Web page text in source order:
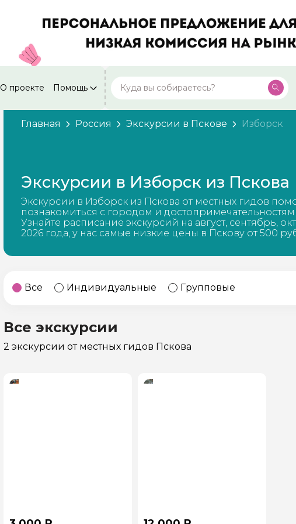
О проекте Помощь
Москва
Россия
Россия
Калининград
Россия
28 экскурсий
Кисловодск
Россия
20 экскурсий
Дербент
Посмотреть все города
Главная Россия Экскурсии в Пскове Изборск
Экскурсии в Изборск из Пскова
Экскурсии в Изборск из Пскова от местных гидов
познакомиться с городом и
Узнайте расписание экскурсий на август, сентябрь,
2026 года, у нас самые низкие цены в Пскову от 500
Все Индивидуальные Групповые
Все экскурсии
2 экскурсии от местных гидов Пскова